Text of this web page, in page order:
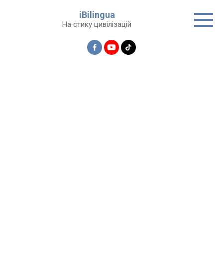
iBilingua
На стику цивілізацій